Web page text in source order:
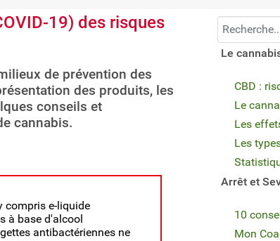
19) des risques
de prévention des
des produits, les
conseils et
cannabis.
compris e-liquide
à base d'alcool
antibactériennes ne
Recherchez...
Le
CBD :
Le
Les
Les
Arrêt et
10
Mon